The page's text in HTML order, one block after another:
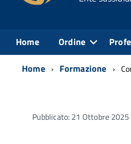
Home Ordine
Home Formazione
Pubblicato: 21 Ottobre 2025